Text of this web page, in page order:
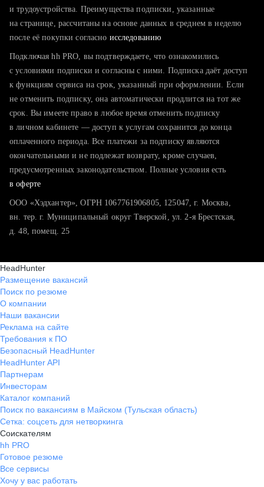
тратите много времени на поиск и вручную поднимаете
хотите сравнить себя с конкурентами и оценить шансы
и трудоустройства. Преимущества подписки, указанные
на странице, рассчитаны на основе данных в среднем в неделю
после её покупки согласно исследованию
Подключая hh PRO, вы подтверждаете, что ознакомились
с условиями подписки и согласны с ними. Подписка даёт доступ
к функциям сервиса на срок, указанный при оформлении. Если
не отменить подписку, она автоматически продлится на тот же
срок. Вы имеете право в любое время отменить подписку
в личном кабинете — доступ к услугам сохранится до конца
оплаченного периода. Все платежи за подписку являются
окончательными и не подлежат возврату, кроме случаев,
предусмотренных законодательством. Полные условия есть
в оферте
ООО «Хэдхантер», ОГРН 1067761906805, 125047, г. Москва,
вн. тер. г. Муниципальный округ Тверской, ул. 2-я Брестская,
д. 48, помещ. 25
HeadHunter
Размещение вакансий
Поиск по резюме
О компании
Наши вакансии
Реклама на сайте
Требования к ПО
Безопасный HeadHunter
HeadHunter API
Партнерам
Инвесторам
Каталог компаний
Поиск по вакансиям в Майском (Тульская область)
Сетка: соцсеть для нетворкинга
Соискателям
hh PRO
Готовое резюме
Все сервисы
Хочу у вас работать